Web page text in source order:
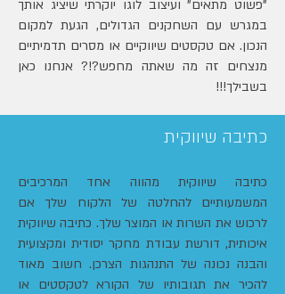
"פשוט מתאים" ועיצוב לוגו יוקרתי שיציג אותך
במגרש עם השחקנים הגדולים, הגעת למקום
הנכון. אם טקסטים שיווקיים או מסרים תדמיתיים
מנצחים זה מה שאתה מחפש?!? אנחנו כאן
בשבילך!!!
כתיבה שיווקית
כתיבה שיווקית מהווה אחד המרכיבים
המשמעותיים להחלטה של הלקוח שלך אם
לרכוש את השרות או המוצר שלך. כתיבה שיווקית
איכותית, דורשת עבודת מחקר יסודית ומקצועית
והבנה נכונה של התנהגות הצרכן. חשוב מאוד
להכיר את תגובותיו של הקורא לטקסטים או